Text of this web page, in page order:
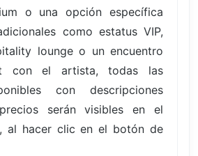
o una opción específica
como estatus VIP,
lounge o un encuentro
con el artista, todas las
con descripciones
serán visibles en el
al hacer clic en el botón de